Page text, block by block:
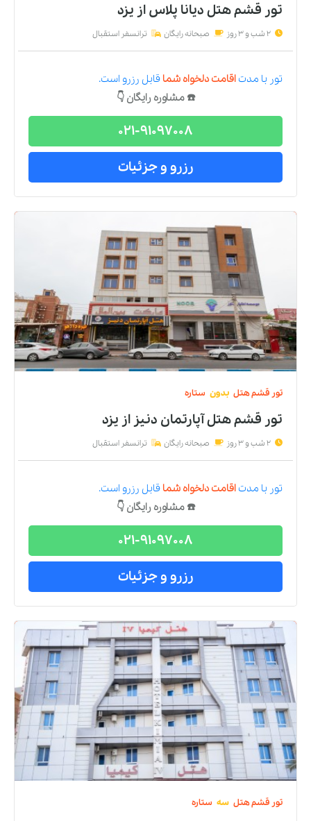
تور قشم هتل دیانا پلاساز یزد
2 شب و 3 روز صبحانه رایگان ترانسفر استقبال
تور با مدتاقامت دلخواه شما قابل رزرو است.
☎️ مشاوره رایگان 👇
021-91097008
رزرو و جزئیات
تور قشمهتل بدون ستاره
تور قشم هتل آپارتمان دنیز از یزد
2 شب و 3 روز صبحانه رایگان ترانسفر استقبال
تور با مدتاقامت دلخواه شما قابل رزرو است.
☎️ مشاوره رایگان 👇
021-91097008
رزرو و جزئیات
تور قشمهتل سه ستاره